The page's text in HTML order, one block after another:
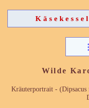
Wilde
Kräuterportrait -